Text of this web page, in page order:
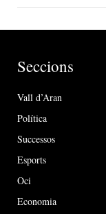
Seccions
Vall d’Aran
Política
Successos
Esports
Oci
Economia